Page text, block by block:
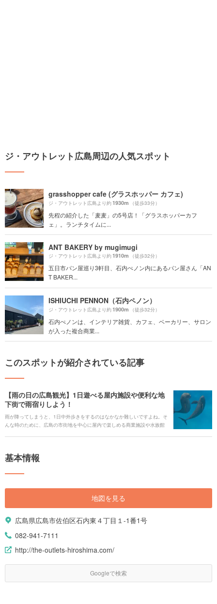
ジ・アウトレット広島周辺の人気スポット
grasshopper cafe (グラスホッパー カフェ)
ジ・アウトレット広島より約1930m （徒歩33分）
先程の紹介した「麦麦」の5号店！「グラスホッパーカフ
ェ」。ランチタイムに...
ANT BAKERY by mugimugi
ジ・アウトレット広島より約1910m （徒歩32分）
五日市パン屋巡り3軒目、石内ぺノン内にあるパン屋さん「AN
T BAKER...
ISHIUCHI PENNON（石内ペノン）
ジ・アウトレット広島より約1900m （徒歩32分）
石内ぺノンは、インテリア雑貨、カフェ、ベーカリー、サロン
が入った複合商業...
このスポットが紹介されている記事
【雨の日の広島観光】1日遊べる屋内施設や便利な地
下街で雨宿りしよう！
雨が降ってしまうと、1日中外歩きをするのはなかなか難しいですよね。そ
んな時のために、広島の市街地を中心に屋内で楽しめる商業施設や水族館
基本情報
地図を見る
広島県広島市佐伯区石内東４丁目１-1番1号
082-941-7111
http://the-outlets-hiroshima.com/
Googleで検索